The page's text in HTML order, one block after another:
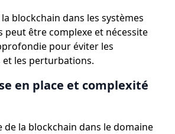
blockchain dans les systèmes
peut être complexe et nécessite
pour éviter les
les perturbations.
en place et complexité
de la blockchain dans le domaine